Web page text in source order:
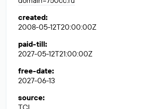
created:
2008-05-12T20:00:00Z
paid-till:
2027-05-12T21:00:00Z
free-date:
2027-06-13
source: